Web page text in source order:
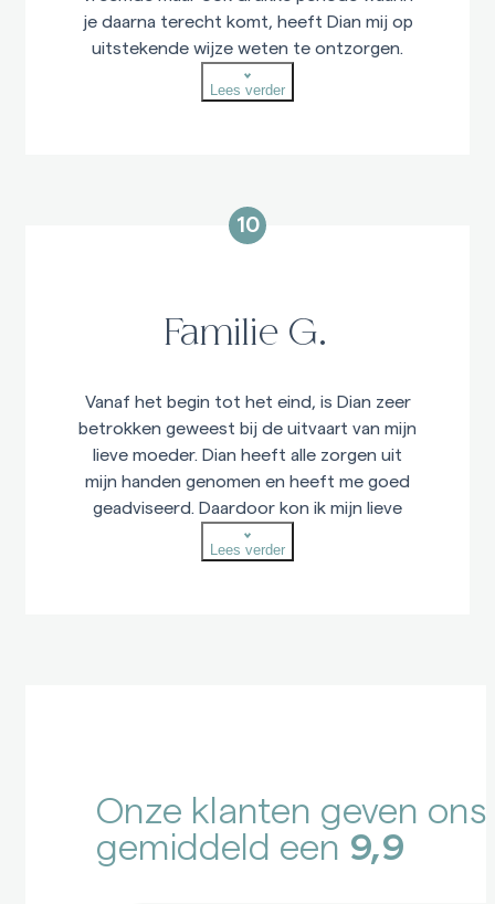
je daarna terecht komt, heeft Dian mij op
uitstekende wijze weten te ontzorgen.
Op een respectvolle manier heeft zij mij
langs de lastige en moeilijke besluiten
Lees verder
10
Familie G.
Vanaf het begin tot het eind, is Dian zeer
betrokken geweest bij de uitvaart van mijn
lieve moeder. Dian heeft alle zorgen uit
mijn handen genomen en heeft me goed
geadviseerd. Daardoor kon ik mijn lieve
moeder de perfecte uitvaart geven die ze
had gewild. Dian was altijd bereikbaar en
Lees verder
Onze klanten geven ons
gemiddeld een 9,9